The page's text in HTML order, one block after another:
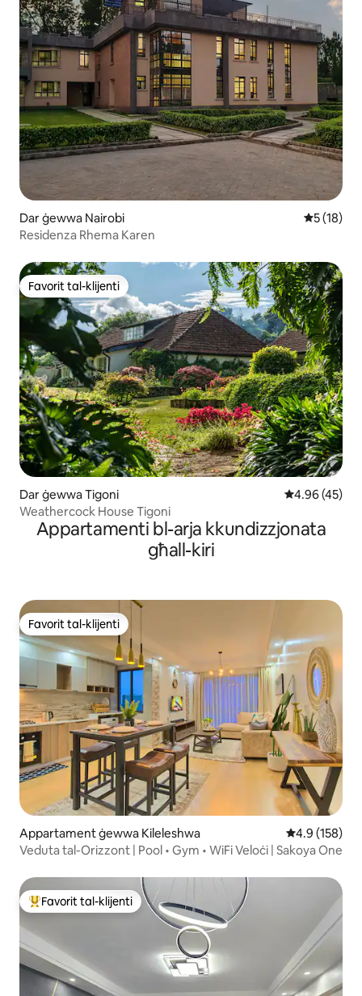
Dar ġewwa Nairobi Rating
5 (18)
Residenza Rhema Karen
Favorit tal-klijenti
Favorit tal-klijenti
Dar ġewwa Tigoni Rating
4.96 (45)
Weathercock House Tigoni
Appartamenti bl-arja kkundizzjonata
għall-kiri
Favorit tal-klijenti
Favorit tal-klijenti
Appartament ġewwa Kileleshwa Rating
4.9 (158)
Veduta tal-Orizzont | Pool • Gym • WiFi Veloċi | Sakoya One
Wieħed mill-aqwa favoriti tal-klijenti
Favorit tal-klijenti